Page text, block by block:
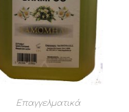
Επαγγελματικά